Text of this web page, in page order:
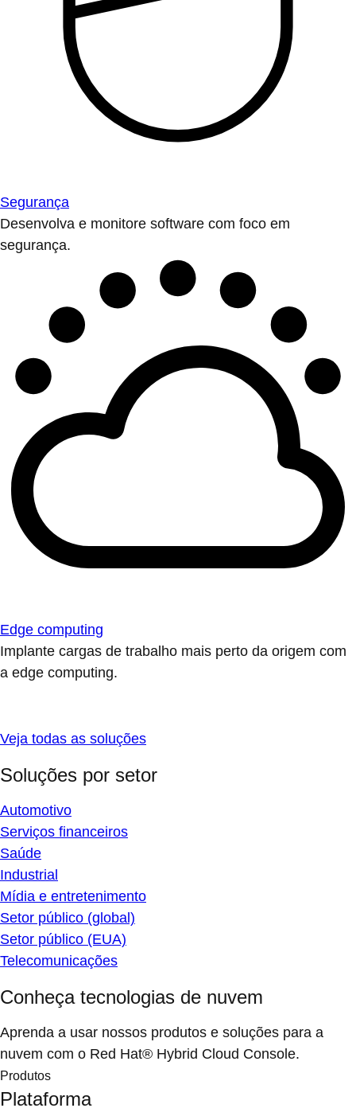
Segurança
Desenvolva e monitore software com foco em
segurança.
Edge computing
Implante cargas de trabalho mais perto da origem com
a edge computing.
Veja todas as soluções
Soluções por setor
Automotivo
Serviços financeiros
Saúde
Industrial
Mídia e entretenimento
Setor público (global)
Setor público (EUA)
Telecomunicações
Conheça tecnologias de nuvem
Aprenda a usar nossos produtos e soluções para a
nuvem com o Red Hat® Hybrid Cloud Console.
Produtos
Plataforma